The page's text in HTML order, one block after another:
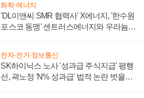
화학·에너지
'DL이앤씨 SMR 협력사' X에너지, '한수원
포스코 동맹' 센트러스에너지와 우라늄
전자·전기·정보통신
SK하이닉스 노사 '성과급 주식지급' 평행
선, 곽노정 'N% 성과급' 법적 논란 벗을지